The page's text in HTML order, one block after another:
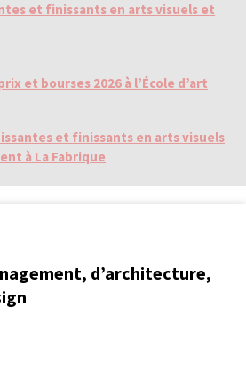
et finissants en arts visuels et
et bourses 2026 à l’École d’art
et finissants en arts visuels
à La Fabrique
d’architecture,